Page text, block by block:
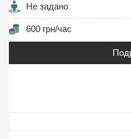
Не задано
600 грн/час